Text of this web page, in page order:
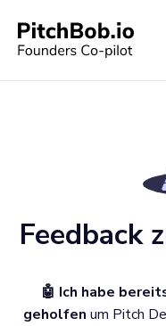
Feedback
🤖 Ich habe
geholfen um Pitch